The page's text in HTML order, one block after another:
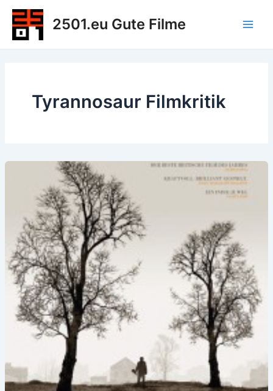
Zum
Inhalt
springen
2501.eu Gute Filme
Tyrannosaur Filmkritik